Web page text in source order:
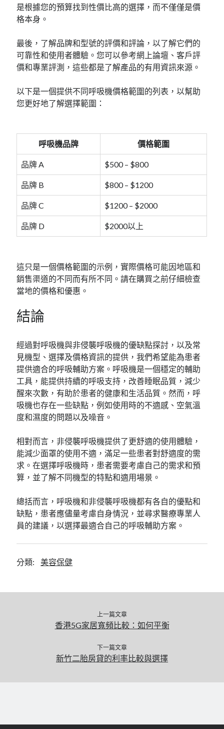
是根據您的預算找到性價比高的選擇，而不僅僅是價
格本身。
最後，了解品牌和型號的評價和評論，以了解它們的
可靠性和使用者體驗。您可以參考網上論壇、客戶評
價和專業評測，這些都是了解產品的有用資訊來源。
以下是一個提供不同呼吸機價格範圍的列表，以幫助
您更好地了解選擇範圍：
呼吸機品牌 價格範圍
品牌 A $500 – $800
品牌 B $800 – $1200
品牌 C $1200 – $2000
品牌 D $2000以上
這只是一個價格範圍的示例，實際價格可能因地區和
銷售渠道的不同而有所不同。請在購買之前仔細檢查
當地的價格和優惠。
結論
經過對呼吸機與非侵襲呼吸機的優缺點探討，以及常
見機型、選擇及價格資訊的提供，我們希望能為患者
提供適合的呼吸輔助方案。呼吸機是一個穩定的輔助
工具，能提供持續的呼吸支持，改善睡眠品質，減少
醒來次數，有助於患者的健康和生活品質。然而，呼
吸機也存在一些缺點，例如使用時的不適感、空氣溫
度和濕度的問題以及噪音。
相對而言，非侵襲呼吸機提供了更舒適的使用體驗，
能減少面罩的使用不適，滿足一些患者對舒適度的需
求。在選擇呼吸機時，患者需要考慮自己的需求和預
算，並了解不同機型的特點和適用場景。
總括而言，呼吸機和非侵襲呼吸機都有各自的優點和
缺點，患者應儘量考慮自身情況，並尋求醫療專業人
員的建議，以選擇最適合自己的呼吸輔助方案。
分類: 美容保健
上一篇文章
香港5G家居寬頻比較：如何平衡
下一篇文章
新竹二胎房貸的利率比較與選擇